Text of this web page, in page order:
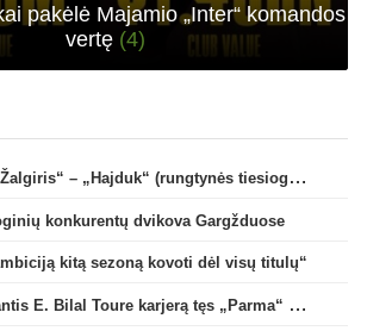
pakėlė Majamio „Inter“ komandos
vertę (4)
Konferencijų lyga: „Žalgiris“ – „Hajduk“ (rungtynės tiesiogiai)
konkurentų dvikova Gargžduose
kitą sezoną kovoti dėl visų titulų“
„Atalanta“ priklausantis E. Bilal Toure karjerą tęs „Parma“ gretose